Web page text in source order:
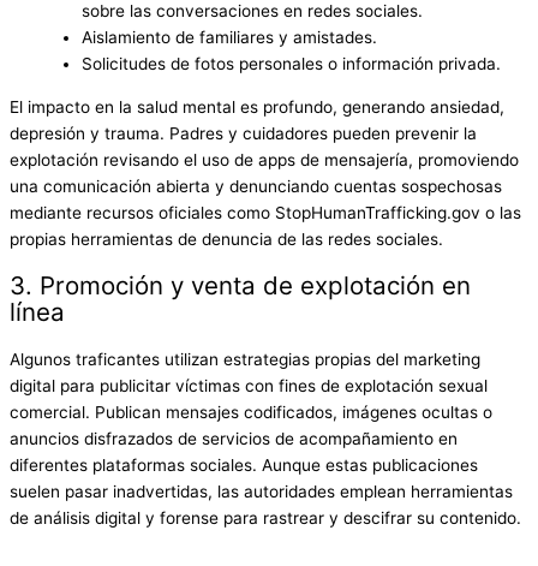
sobre las conversaciones en redes sociales.
Aislamiento de familiares y amistades.
Solicitudes de fotos personales o información privada.
El impacto en la salud mental es profundo, generando ansiedad,
depresión y trauma. Padres y cuidadores pueden prevenir la
explotación revisando el uso de apps de mensajería, promoviendo
una comunicación abierta y denunciando cuentas sospechosas
mediante recursos oficiales como StopHumanTrafficking.gov o las
propias herramientas de denuncia de las redes sociales.
3. Promoción y venta de explotación en
línea
Algunos traficantes utilizan estrategias propias del marketing
digital para publicitar víctimas con fines de explotación sexual
comercial. Publican mensajes codificados, imágenes ocultas o
anuncios disfrazados de servicios de acompañamiento en
diferentes plataformas sociales. Aunque estas publicaciones
suelen pasar inadvertidas, las autoridades emplean herramientas
de análisis digital y forense para rastrear y descifrar su contenido.